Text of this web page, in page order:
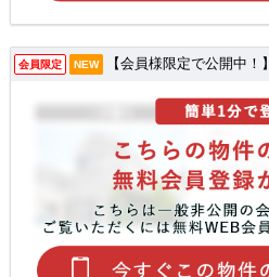
会員限定 NEW 【会員様限定で公開中！】